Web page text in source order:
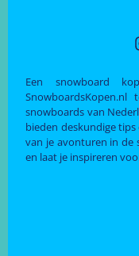
Een snowboard
snowboards van
bieden deskundige
van je avonturen in de
en laat je inspireren